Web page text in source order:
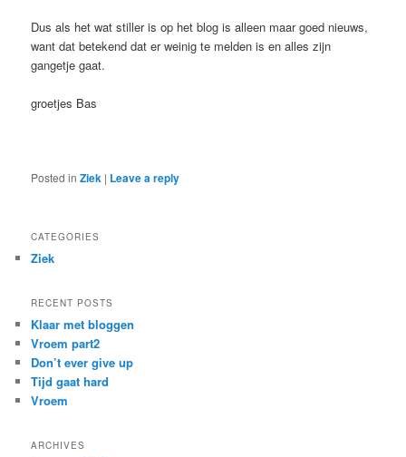
Dus als het wat stiller is op het blog is alleen maar goed nieuws,
want dat betekend dat er weinig te melden is en alles zijn
gangetje gaat.
groetjes Bas
Posted in Ziek | Leave a reply
CATEGORIES
Ziek
RECENT POSTS
Klaar met bloggen
Vroem part2
Don’t ever give up
Tijd gaat hard
Vroem
ARCHIVES